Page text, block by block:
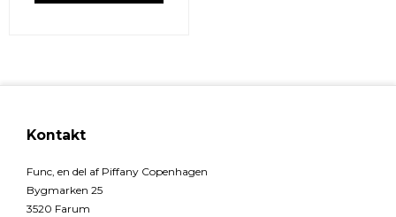
Kontakt
Func, en del af Piffany Copenhagen
Bygmarken 25
3520 Farum